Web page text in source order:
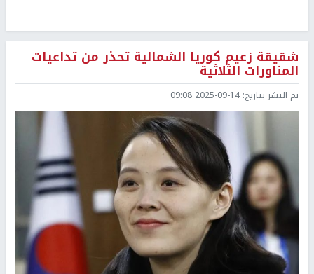
شقيقة زعيم كوريا الشمالية تحذر من تداعيات
المناورات الثلاثية
تم النشر بتاريخ:2025-09-14 09:08